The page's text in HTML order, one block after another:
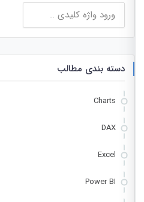
جستجو
برای:
دسته بندی مطالب
Charts
DAX
Excel
Power BI